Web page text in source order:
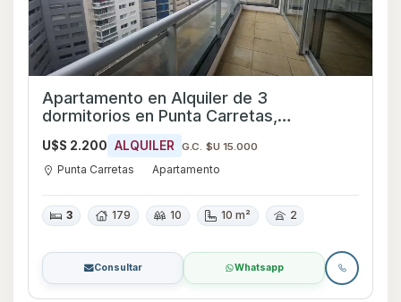
Apartamento en Alquiler de 3
dormitorios en Punta Carretas,
Montevideo
U$S 2.200 ALQUILER G.C. $U 15.000
Punta Carretas Apartamento
3 179 10 10 m² 2
Consultar Whatsapp